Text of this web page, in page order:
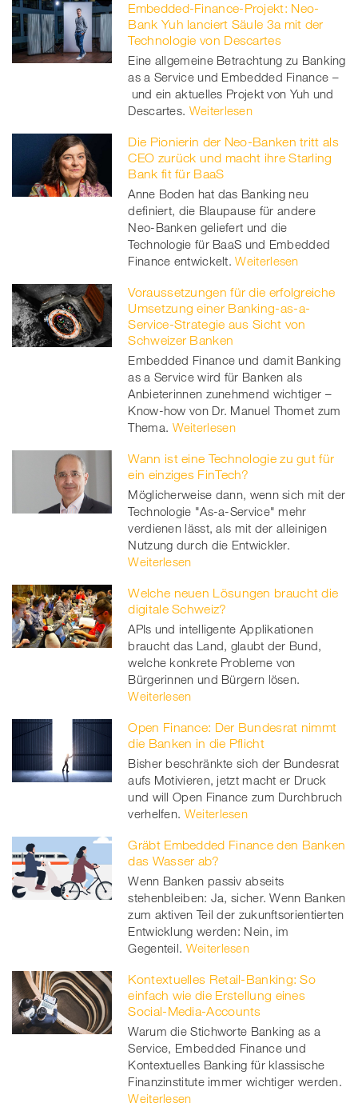
Embedded-Finance-Projekt: Neo-
Bank Yuh lanciert Säule 3a mit der
Technologie von Descartes
Eine allgemeine Betrachtung zu Banking
as a Service und Embedded Finance –
und ein aktuelles Projekt von Yuh und
Descartes. Weiterlesen
Die Pionierin der Neo-Banken tritt als
CEO zurück und macht ihre Starling
Bank fit für BaaS
Anne Boden hat das Banking neu
definiert, die Blaupause für andere
Neo-Banken geliefert und die
Technologie für BaaS und Embedded
Finance entwickelt. Weiterlesen
Voraussetzungen für die erfolgreiche
Umsetzung einer Banking-as-a-
Service-Strategie aus Sicht von
Schweizer Banken
Embedded Finance und damit Banking
as a Service wird für Banken als
Anbieterinnen zunehmend wichtiger –
Know-how von Dr. Manuel Thomet zum
Thema. Weiterlesen
Wann ist eine Technologie zu gut für
ein einziges FinTech?
Möglicherweise dann, wenn sich mit der
Technologie "As-a-Service" mehr
verdienen lässt, als mit der alleinigen
Nutzung durch die Entwickler.
Weiterlesen
Welche neuen Lösungen braucht die
digitale Schweiz?
APIs und intelligente Applikationen
braucht das Land, glaubt der Bund,
welche konkrete Probleme von
Bürgerinnen und Bürgern lösen.
Weiterlesen
Open Finance: Der Bundesrat nimmt
die Banken in die Pflicht
Bisher beschränkte sich der Bundesrat
aufs Motivieren, jetzt macht er Druck
und will Open Finance zum Durchbruch
verhelfen. Weiterlesen
Gräbt Embedded Finance den Banken
das Wasser ab?
Wenn Banken passiv abseits
stehenbleiben: Ja, sicher. Wenn Banken
zum aktiven Teil der zukunftsorientierten
Entwicklung werden: Nein, im
Gegenteil. Weiterlesen
Kontextuelles Retail-Banking: So
einfach wie die Erstellung eines
Social-Media-Accounts
Warum die Stichworte Banking as a
Service, Embedded Finance und
Kontextuelles Banking für klassische
Finanzinstitute immer wichtiger werden.
Weiterlesen